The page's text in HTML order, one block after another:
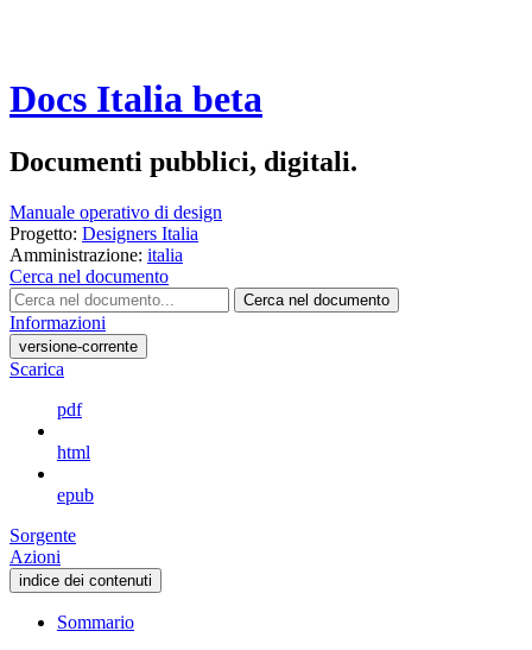
Docs Italia beta
Documenti pubblici, digitali.
Manuale operativo di design
Progetto: Designers Italia
Amministrazione: italia
Cerca nel documento
Cerca nel documento
Informazioni
versione-corrente
Scarica
pdf
html
epub
Sorgente
Azioni
indice dei contenuti
Sommario